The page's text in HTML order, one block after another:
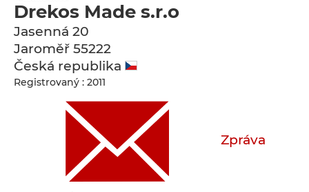
Drekos Made s.r.o
Jasenná 20
Jaroměř 55222
Česká republika
Registrovaný : 2011
Zpráva